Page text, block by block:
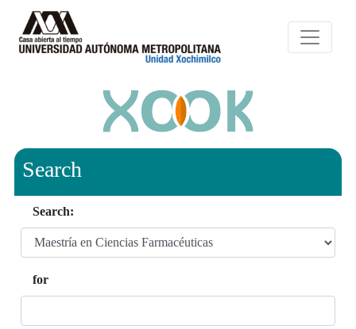
Search
Search:
for